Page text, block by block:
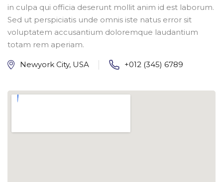
in culpa qui officia deserunt mollit anim id est laborum.
Sed ut perspiciatis unde omnis iste natus error sit
voluptatem accusantium doloremque laudantium
totam rem aperiam.
Newyork City, USA +012 (345) 6789